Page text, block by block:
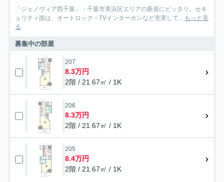
「ジェノヴィア西千葉」：千葉市美浜区エリアの新居にピッタリ。セキ
ュリティ面は、オートロック・TVインターホンなど充実して... もっと見
る
募集中の部屋
207
8.3万円
2階 / 21.67㎡ / 1K
206
8.3万円
2階 / 21.67㎡ / 1K
205
8.4万円
2階 / 21.67㎡ / 1K